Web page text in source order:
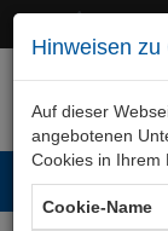
Hinweisen
Auf dieser
angebotenen
Cookies in Ihrem
Cookie-Name